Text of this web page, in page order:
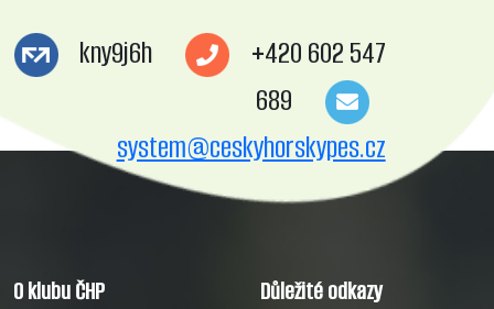
kny9j6h
+420 602 547
689
system@ceskyhorskypes.cz
O klubu ČHP Důležité odkazy